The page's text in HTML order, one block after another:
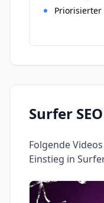
Surfer SEO
Folgende
Einstieg in